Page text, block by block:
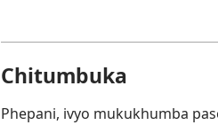
Chitumbuka
Phepani, ivyo mukukhumba